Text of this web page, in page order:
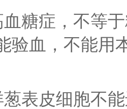
症，不等于
验血，不能用
皮细胞不能